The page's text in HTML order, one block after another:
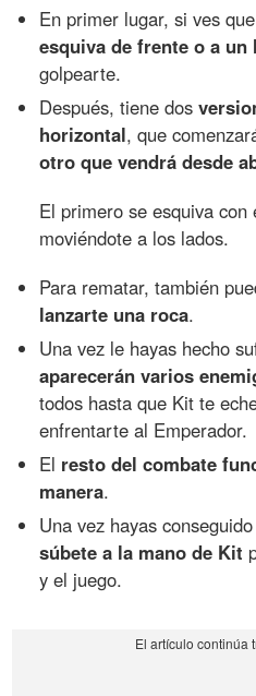
En primer lugar, si ves
esquiva de frente o a un
golpearte.
Después, tiene dos
horizontal, que
otro que vendrá desde
El primero se esquiva
moviéndote a los lados.
Para rematar, también
lanzarte una roca.
Una vez le hayas hecho
aparecerán varios
todos hasta que Kit te
enfrentarte al Emperador.
El resto del combate
manera.
Una vez hayas
súbete a la mano de Kit
y el juego.